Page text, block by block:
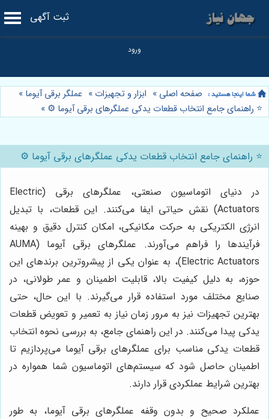
ثبت آگهی
صفحه اصلی » ابزار و تجهیزات » عملگر برقی آیوما »
⭐️ راهنمای جامع انتخاب قطعات یدکی عملگرهای برقی آیوما ⚙️ »
⭐️ راهنمای جامع انتخاب قطعات یدکی عملگرهای برقی آیوما ⚙️
در دنیای اتوماسیون صنعتی، عملگرهای برقی (Electric
Actuators) نقش حیاتی ایفا می‌کنند. این قطعات، با تبدیل
انرژی الکتریکی به حرکت مکانیکی، امکان کنترل دقیق و بهینه
فرآیندها را فراهم می‌آورند. عملگرهای برقی آیوما (AUMA
Electric Actuators)، به عنوان یکی از پیشروترین برندهای این
حوزه، به دلیل کیفیت بالا، قابلیت اطمینان و عمر طولانی، در
صنایع مختلف مورد استفاده قرار می‌گیرند. با این حال، حتی
بهترین تجهیزات نیز به مرور زمان نیاز به تعمیر و تعویض قطعات
یدکی پیدا می‌کنند. در این راهنمای جامع، به بررسی نحوه انتخاب
قطعات یدکی مناسب برای عملگرهای برقی آیوما می‌پردازیم تا
اطمینان حاصل شود که سیستم‌های اتوماسیون شما همواره در
بهترین شرایط عملکردی قرار دارند.
عملکرد صحیح و بدون وقفه عملگرهای برقی آیوما، به طور